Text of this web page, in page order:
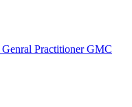
Practitioner GMC